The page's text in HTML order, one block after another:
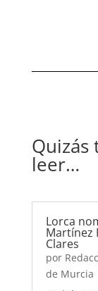
leer…
Lorca
Martínez
Clares
por
de Murcia